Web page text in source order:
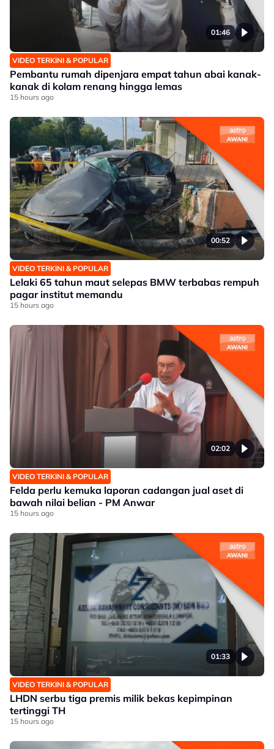
01:46
VIDEO TERKINI & POPULAR
Pembantu rumah dipenjara empat tahun abai kanak-
kanak di kolam renang hingga lemas
15 hours ago
00:52
VIDEO TERKINI & POPULAR
Lelaki 65 tahun maut selepas BMW terbabas rempuh
pagar institut memandu
15 hours ago
02:02
VIDEO TERKINI & POPULAR
Felda perlu kemuka laporan cadangan jual aset di
bawah nilai belian - PM Anwar
15 hours ago
01:33
VIDEO TERKINI & POPULAR
LHDN serbu tiga premis milik bekas kepimpinan
tertinggi TH
15 hours ago